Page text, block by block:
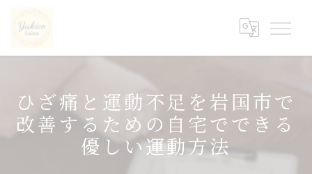
ひざ痛と運動不足を岩国市で
改善するための自宅でできる
優しい運動方法